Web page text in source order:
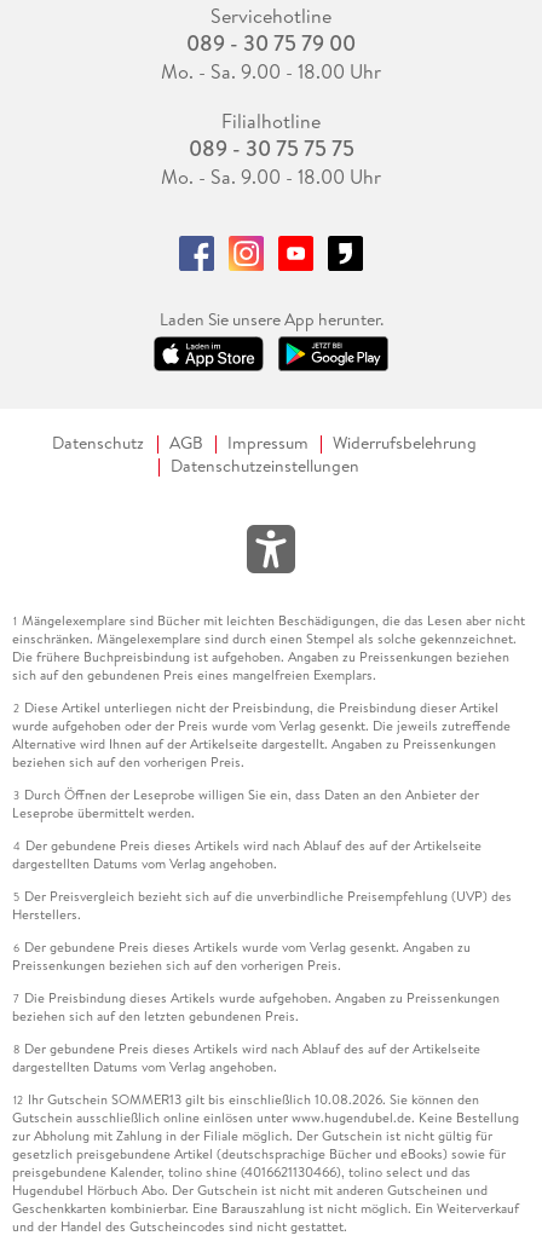
Servicehotline
089 - 30 75 79 00
Mo. - Sa. 9.00 - 18.00 Uhr
Filialhotline
089 - 30 75 75 75
Mo. - Sa. 9.00 - 18.00 Uhr
Laden Sie unsere App herunter.
Datenschutz AGB Impressum
Widerrufsbelehrung
Datenschutzeinstellungen
1 Mängelexemplare sind Bücher mit leichten Beschädigungen, die das Lesen aber nicht
einschränken. Mängelexemplare sind durch einen Stempel als solche gekennzeichnet.
Die frühere Buchpreisbindung ist aufgehoben. Angaben zu Preissenkungen beziehen
sich auf den gebundenen Preis eines mangelfreien Exemplars.
2 Diese Artikel unterliegen nicht der Preisbindung, die Preisbindung dieser Artikel
wurde aufgehoben oder der Preis wurde vom Verlag gesenkt. Die jeweils zutreffende
Alternative wird Ihnen auf der Artikelseite dargestellt. Angaben zu Preissenkungen
beziehen sich auf den vorherigen Preis.
3 Durch Öffnen der Leseprobe willigen Sie ein, dass Daten an den Anbieter der
Leseprobe übermittelt werden.
4 Der gebundene Preis dieses Artikels wird nach Ablauf des auf der Artikelseite
dargestellten Datums vom Verlag angehoben.
5 Der Preisvergleich bezieht sich auf die unverbindliche Preisempfehlung (UVP) des
Herstellers.
6 Der gebundene Preis dieses Artikels wurde vom Verlag gesenkt. Angaben zu
Preissenkungen beziehen sich auf den vorherigen Preis.
7 Die Preisbindung dieses Artikels wurde aufgehoben. Angaben zu Preissenkungen
beziehen sich auf den letzten gebundenen Preis.
8 Der gebundene Preis dieses Artikels wird nach Ablauf des auf der Artikelseite
dargestellten Datums vom Verlag angehoben.
12 Ihr Gutschein SOMMER13 gilt bis einschließlich 10.08.2026. Sie können den
Gutschein ausschließlich online einlösen unter www.hugendubel.de. Keine Bestellung
zur Abholung mit Zahlung in der Filiale möglich. Der Gutschein ist nicht gültig für
gesetzlich preisgebundene Artikel (deutschsprachige Bücher und eBooks) sowie für
preisgebundene Kalender, tolino shine (4016621130466), tolino select und das
Hugendubel Hörbuch Abo. Der Gutschein ist nicht mit anderen Gutscheinen und
Geschenkkarten kombinierbar. Eine Barauszahlung ist nicht möglich. Ein Weiterverkauf
und der Handel des Gutscheincodes sind nicht gestattet.